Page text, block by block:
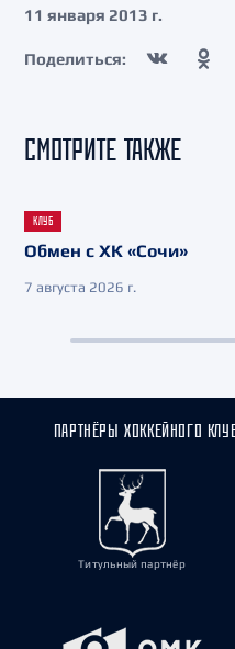
11 января 2013 г.
Поделиться:
СМОТРИТЕ ТАКЖЕ
КЛУБ
Обмен с ХК «Сочи»
7 августа 2026 г.
ПАРТНЁРЫ ХОККЕЙНОГО
Титульный партнёр